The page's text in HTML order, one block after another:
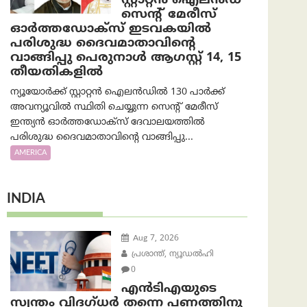
സെന്റ് മേരീസ്
ഓർത്തഡോക്സ് ഇടവകയിൽ
പരിശുദ്ധ ദൈവമാതാവിന്റെ
വാങ്ങിപ്പു പെരുനാൾ ആഗസ്റ്റ് 14, 15
തീയതികളിൽ
ന്യൂയോർക്ക് സ്റ്റാറ്റൻ ഐലൻഡിൽ 130 പാർക്ക്
അവന്യൂവിൽ സ്ഥിതി ചെയ്യുന്ന സെന്റ് മേരീസ്
ഇന്ത്യൻ ഓർത്തഡോക്സ് ദേവാലയത്തിൽ
പരിശുദ്ധ ദൈവമാതാവിന്റെ വാങ്ങിപ്പു...
AMERICA
INDIA
Aug 7, 2026
പ്രശാന്ത്, ന്യൂഡല്‍ഹി
0
എൻ‌ടി‌എയുടെ
സ്വന്തം വിദഗ്ധർ തന്നെ പണത്തിനു